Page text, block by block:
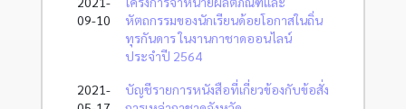
09-10
หัตถกรรมของนักเรียนด้อยโอกาสในถิ่น
ทุรกันดาร ในงานกาชาดออนไลน์
ประจำปี 2564
2021-
บัญชีรายการหนังสือที่เกี่ยวข้องกับข้อสั่ง